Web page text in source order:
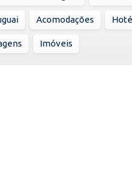
Acomodações
Imóveis